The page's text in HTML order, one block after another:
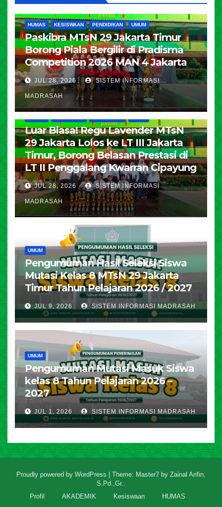
HUMAS KESISWAAN PENDIDIKAN UMUM
Paskibra MTsN 29 Jakarta Timur
Borong Piala Bergilir di Pradisma
Competition 2026 MAN 4 Jakarta
JUL 28, 2026 SISTEM INFORMASI
MADRASAH
Luar Biasa! Regu Lavender MTsN
29 Jakarta Lolos ke LT III Jakarta
Timur, Borong Belasan Prestasi di
LT II Penggalang Kwarran Cipayung
JUL 28, 2026 SISTEM INFORMASI
MADRASAH
UMUM
Pengumuman Hasil Seleksi Siswa
Mutasi Kelas 8 MTsN 29 Jakarta
Timur Tahun Pelajaran 2026 / 2027
JUL 9, 2026 SISTEM INFORMASI MADRASAH
UMUM
Pengumuman Mutasi Masuk Siswa
kelas 8 Tahun Pelajaran 2026 –
2027
JUL 1, 2026 SISTEM INFORMASI MADRASAH
Proudly powered by WordPress Theme: Master7 by Zainal Arifin,
S.Pd.,Gr..
Profil
AKADEMIK Kesiswaan HUMAS